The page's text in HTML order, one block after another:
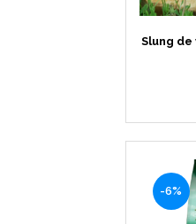
Slung
-6%